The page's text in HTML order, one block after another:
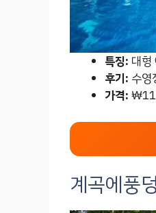
특징: 대형
후기: 수영
가격:
계곡에풍